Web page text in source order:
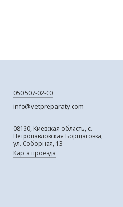
050 507-02-00
info@vetpreparaty.com
08130, Киевская область, с.
Петропавловская Борщаговка,
ул. Соборная, 13
Карта проезда